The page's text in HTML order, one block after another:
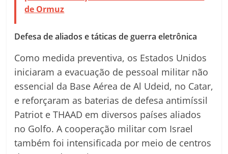
de Ormuz
Defesa de aliados e táticas de guerra eletrônica
Como medida preventiva, os Estados Unidos
iniciaram a evacuação de pessoal militar não
essencial da Base Aérea de Al Udeid, no Catar,
e reforçaram as baterias de defesa antimíssil
Patriot e THAAD em diversos países aliados
no Golfo. A cooperação militar com Israel
também foi intensificada por meio de centros